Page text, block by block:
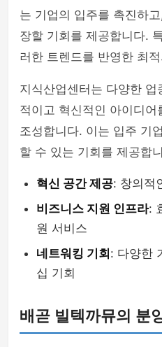
는 기업의 입주를 촉진하
장할 기회를 제공합니다.
러한 트렌드를 반영한 최
지식산업센터는 다양한 업
적이고 혁신적인 아이디
조성합니다. 이는 입주 기
할 수 있는 기회를 제공합
혁신 공간 제공: 창의적
비즈니스 지원 인프라:
원 서비스
네트워킹 기회 : 다양한
십 기회
배곧 빌텍까뮤의 분